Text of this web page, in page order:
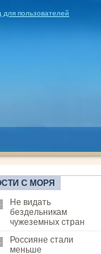
для пользователей
С МОРЯ
Не видать
бездельникам
чужеземных стран
Россияне стали
меньше